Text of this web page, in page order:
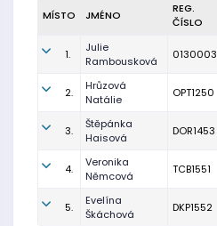
MÍSTO JMÉNO
REG.
ČÍSLO
1.
Julie
Rambousková
0130003
2.
Hrůzová
Natálie
OPT1250
3.
Štěpánka
Haisová
DOR1453
4.
Veronika
Němcová
TCB1551
5.
Evelína
Škáchová
DKP1552